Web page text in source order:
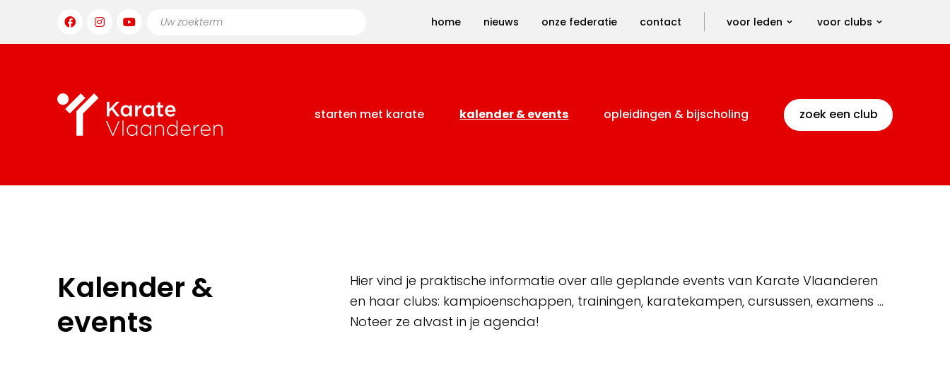
home nieuws onze federatie contact voor leden voor clubs
starten met karate kalender & events opleidingen & bijscholing zoek een club
Kalender &
events
Hier vind je praktische informatie over alle geplande events van Karate Vlaanderen
en haar clubs: kampioenschappen, trainingen, karatekampen, cursussen, examens …
Noteer ze alvast in je agenda!